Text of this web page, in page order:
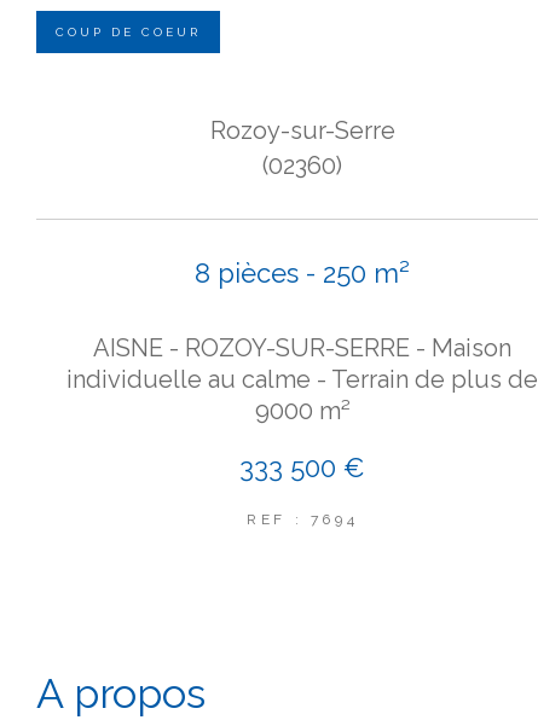
COUP DE COEUR
Rozoy-sur-Serre
(02360)
8 pièces - 250 m²
AISNE - ROZOY-SUR-SERRE - Maison
individuelle au calme - Terrain de plus de
9000 m²
333 500 €
REF : 7694
a propos